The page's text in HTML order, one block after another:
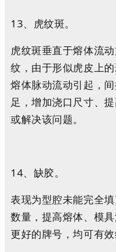
13、虎纹斑。
虎纹斑垂直于熔体流
纹，由于形似虎皮上
熔体脉动流动引起，
足，增加浇口尺寸、
或解决该问题。
14、缺胶。
表现为型腔未能完全
数量，提高熔体、模
更好的牌号，均可有效